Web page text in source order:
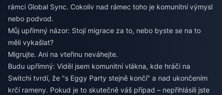
rámci Global Sync. Cokoliv nad rámec toho je komunitní výmysl
nebo podvod.
Můj upřímný názor: Stojí migrace za to, nebo byste se na to
měli vykašlat?
Migrujte. Ani na vteřinu neváhejte.
Budu upřímný: Viděl jsem komunitní vlákna, kde hráči na
Switchi tvrdí, že "s Eggy Party stejně končí" a nad ukončením
krčí rameny. Pokud je to skutečně váš případ – nepřihlásili jste